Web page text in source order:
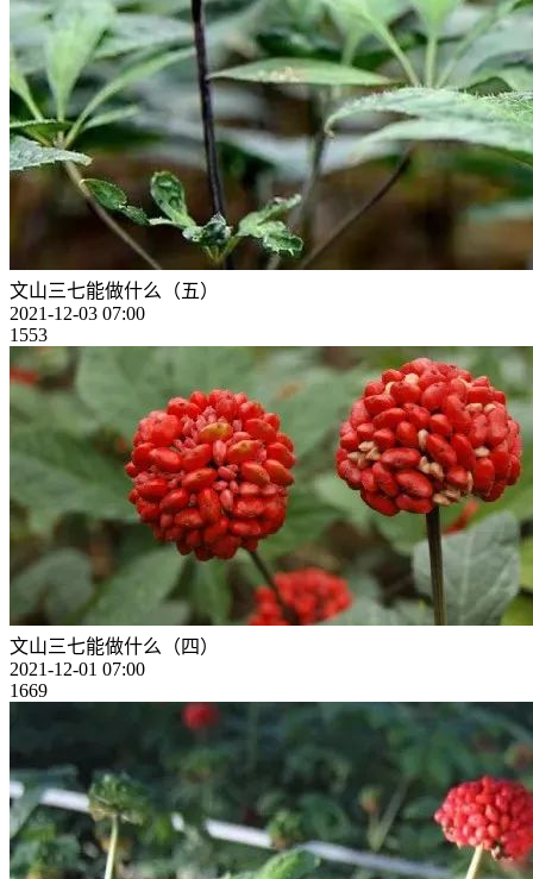
文山三七能做什么（五）
2021-12-03 07:00
1553
文山三七能做什么（四）
2021-12-01 07:00
1669